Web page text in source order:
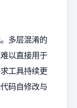
多层混淆的
以直接用于
工具持续更
码自修改与